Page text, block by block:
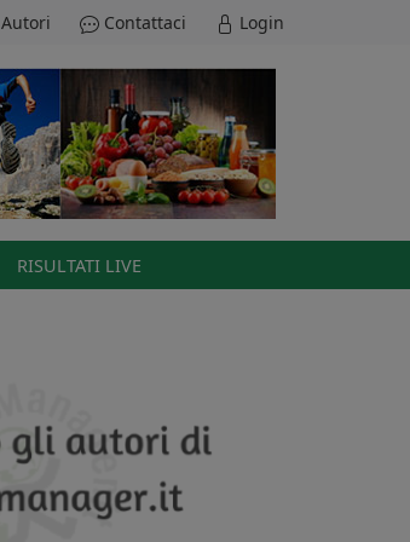
Autori Contattaci Login
RISULTATI LIVE